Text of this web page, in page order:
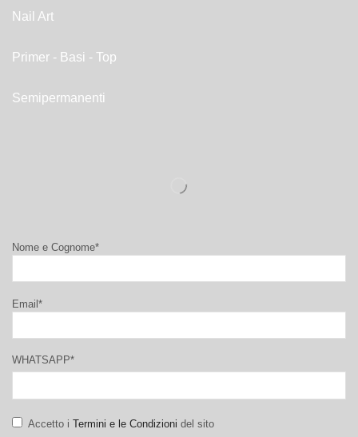
Nail Art
Primer - Basi - Top
Semipermanenti
Nome e Cognome*
Email*
WHATSAPP*
Accetto i Termini e le Condizioni del sito